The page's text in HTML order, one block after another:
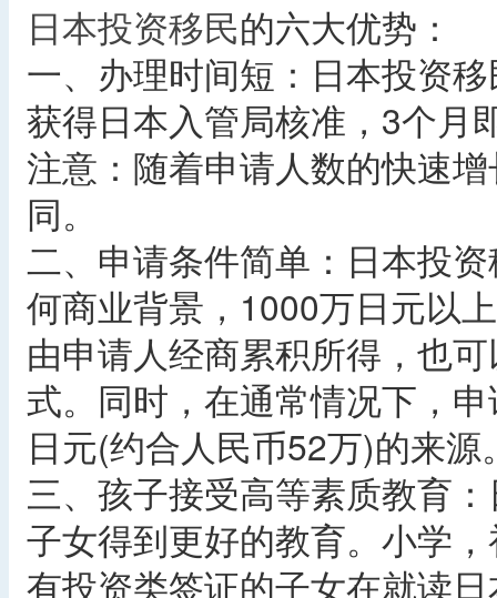
日本投资移民的六大优势：
一、办理时间短：日本投资
获得日本入管局核准，3个月
注意：随着申请人数的快速
同。
二、申请条件简单：日本投
何商业背景，1000万日元以
由申请人经商累积所得，也
式。同时，在通常情况下，
日元(约合人民币52万)的来源
三、孩子接受高等素质教育
子女得到更好的教育。小学
有投资类签证的子女在就读